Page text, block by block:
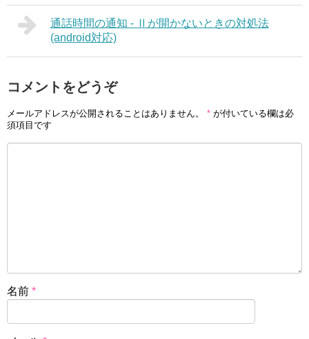
通話時間の通知 - Ⅱが開かないときの対処法
(android対応)
コメントをどうぞ
メールアドレスが公開されることはありません。 * が付いている欄は必
須項目です
名前 *